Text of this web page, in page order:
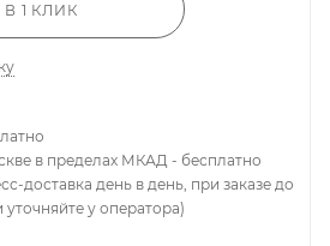
1 КЛИК
в пределах МКАД - бесплатно
доставка день в день, при заказе до
у оператора)